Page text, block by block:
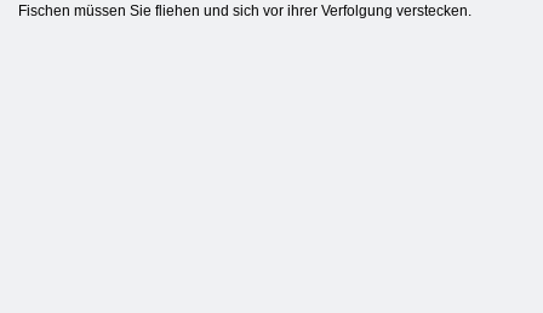
Fischen müssen Sie fliehen und sich vor ihrer Verfolgung verstecken.